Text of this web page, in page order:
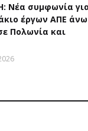
Νέα συμφωνία
έργων ΑΠΕ άνω
Πολωνία και